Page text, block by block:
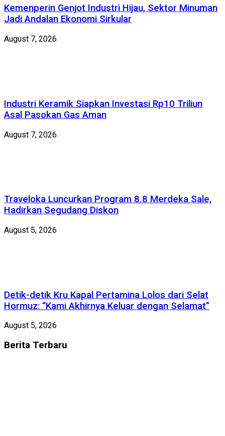
Kemenperin Genjot Industri Hijau, Sektor Minuman
Jadi Andalan Ekonomi Sirkular
August 7, 2026
Industri Keramik Siapkan Investasi Rp10 Triliun
Asal Pasokan Gas Aman
August 7, 2026
Traveloka Luncurkan Program 8.8 Merdeka Sale,
Hadirkan Segudang Diskon
August 5, 2026
Detik-detik Kru Kapal Pertamina Lolos dari Selat
Hormuz: “Kami Akhirnya Keluar dengan Selamat”
August 5, 2026
Berita Terbaru